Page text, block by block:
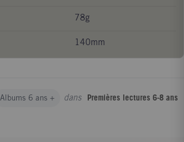
78g
140mm
Albums 6 ans + dans Premières lectures 6-8 ans